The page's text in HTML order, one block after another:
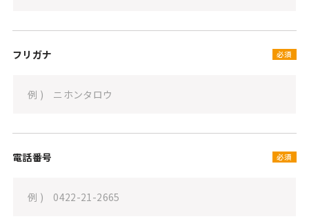
フリガナ 必須
電話番号 必須